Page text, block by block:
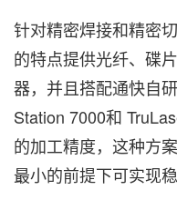
针对精密焊接和精密
的特点提供光纤、碟
器，并且搭配通快自
Station 7000和
的加工精度，这种方
最小的前提下可实现